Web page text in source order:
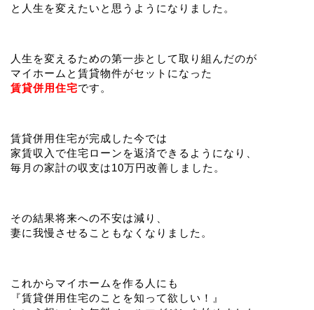
と人生を変えたいと思うようになりました。
人生を変えるための第一歩として取り組んだのが
マイホームと賃貸物件がセットになった
賃貸併用住宅です。
賃貸併用住宅が完成した今では
家賃収入で住宅ローンを返済できるようになり、
毎月の家計の収支は10万円改善しました。
その結果将来への不安は減り、
妻に我慢させることもなくなりました。
これからマイホームを作る人にも
『賃貸併用住宅のことを知って欲しい！』